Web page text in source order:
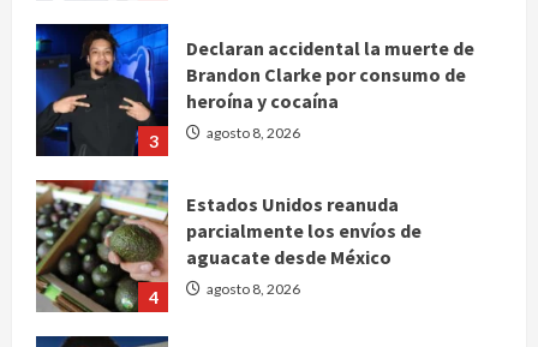
3
Declaran accidental la muerte de
Brandon Clarke por consumo de
heroína y cocaína
agosto 8, 2026
4
Estados Unidos reanuda
parcialmente los envíos de
aguacate desde México
agosto 8, 2026